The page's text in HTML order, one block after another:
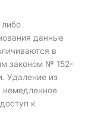
данные
в
законом № 152-
Удаление из
немедленное
к